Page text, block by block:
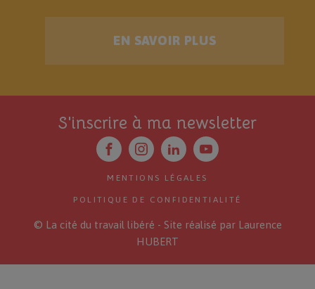
EN SAVOIR PLUS
S'inscrire à ma newsletter
MENTIONS LÉGALES
POLITIQUE DE CONFIDENTIALITÉ
© La cité du travail libéré - Site réalisé par Laurence
HUBERT